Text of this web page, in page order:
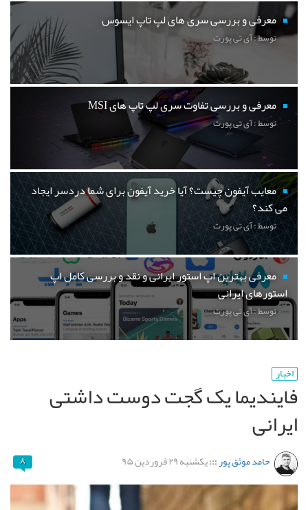
معرفی و بررسی سری های لپ تاپ ایسوس
توسط : آی تی پورت
معرفی و بررسی تفاوت سری لپ تاپ های MSI
توسط : آی تی پورت
معایب آیفون چیست؟ آیا خرید آیفون برای شما دردسر ایجاد
می کند؟
توسط : آی تی پورت
معرفی بهترین اپ استور ایرانی و نقد و بررسی کامل اپ
استورهای ایرانی
توسط : آی تی پورت
اخبار
فایندیما یک گجت دوست داشتی
ایرانی
حامد موثق پور:::یکشنبه ۲۹ فروردین ۹۵ ۸